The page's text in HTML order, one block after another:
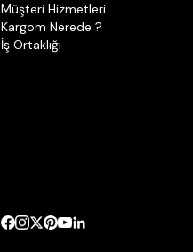
Müşteri Hizmetleri
Kargom Nerede ?
İş Ortaklığı